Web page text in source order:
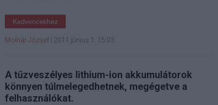
Kedvencekhez
Molnár József | 2011 június 1. 15:03
A tűzveszélyes lithium-ion akkumulátorok
könnyen túlmelegedhetnek, megégetve a
felhasználókat.